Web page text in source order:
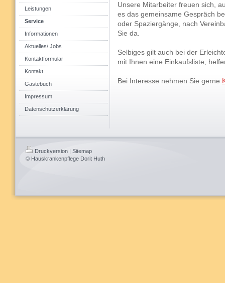
Leistungen
Service
Informationen
Aktuelles/ Jobs
Kontaktformular
Kontakt
Gästebuch
Impressum
Datenschutzerklärung
Unsere Mitarbeiter freuen sich,
es das gemeinsame Gespräch
oder Spaziergänge, nach
Sie da.
Selbiges gilt auch bei der
mit Ihnen eine Einkaufsliste,
Bei Interesse nehmen Sie gerne
Druckversion | Sitemap
© Hauskrankenpflege Dorit Huth